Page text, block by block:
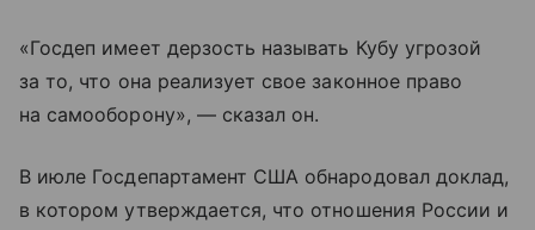
«Госдеп имеет дерзость называть Кубу угрозой
за то, что она реализует свое законное право
на самооборону», — сказал он.
В июле Госдепартамент США обнародовал доклад,
в котором утверждается, что отношения России и